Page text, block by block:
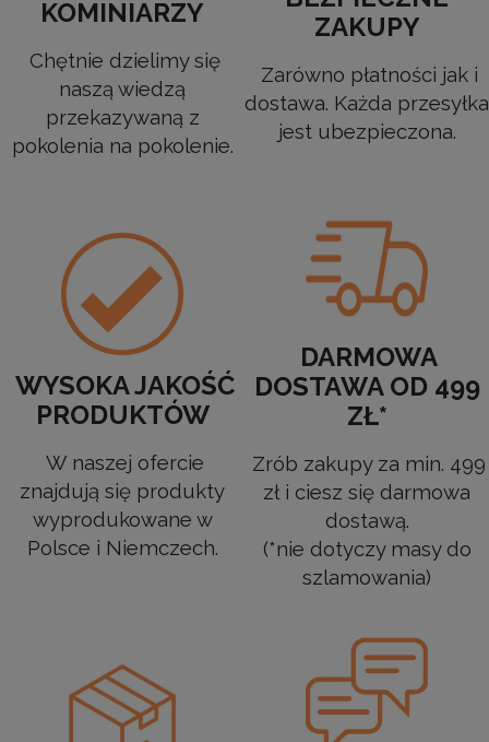
KOMINIARZY
Chętnie dzielimy się
naszą wiedzą
przekazywaną z
pokolenia na pokolenie.
ZAKUPY
Zarówno płatności jak i
dostawa. Każda przesyłka
jest ubezpieczona.
WYSOKA JAKOŚĆ
PRODUKTÓW
W naszej ofercie
znajdują się produkty
wyprodukowane w
Polsce i Niemczech.
DARMOWA
DOSTAWA OD 499
ZŁ*
Zrób zakupy za min. 499
zł i ciesz się darmowa
dostawą.
(*nie dotyczy masy do
szlamowania)